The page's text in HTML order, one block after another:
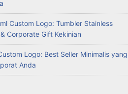
Custom Logo: Tumbler Stainless
Corporate Gift Kekinian
Logo: Best Seller Minimalis yang
Anda